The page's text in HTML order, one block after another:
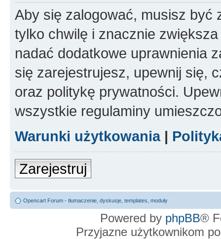
Aby się zalogować, musisz być
tylko chwilę i znacznie
nadać dodatkowe uprawnienia
się zarejestrujesz, upewnij się,
oraz politykę prywatności.
wszystkie regulaminy
Warunki użytkowania|
Zarejestruj
Opencart Forum - tłumaczenie, dyskusje, templates, moduły
Powered by phpBB®
Przyjazne użytkownikom